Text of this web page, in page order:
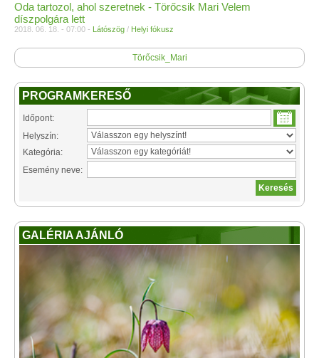
Oda tartozol, ahol szeretnek - Törőcsik Mari Velem
díszpolgára lett
2018. 06. 18. - 07:00 - Látószög / Helyi fókusz
Törőcsik_Mari
PROGRAMKERESŐ
Időpont:
Helyszín:
Kategória:
Esemény neve:
GALÉRIA AJÁNLÓ